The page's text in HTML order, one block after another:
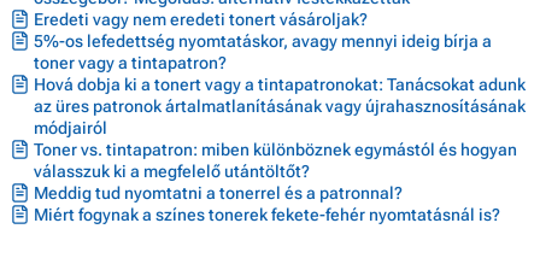
Patron CANON I6500
Patron CANON I850
Patron CANON I860
Patron CANON I865
Patron CANON IMAGECLASS MPC400
Patron CANON IMAGECLASS MPC600F
Patron CANON MPF30
Patron CANON MPF50
Patron CANON MPF60
Patron CANON MPF80
Eredeti vagy nem eredeti tonert vásároljak?
5%-os lefedettség nyomtatáskor, avagy mennyi ideig bírja a
toner vagy a tintapatron?
Hová dobja ki a tonert vagy a tintapatronokat: Tanácsokat adunk
az üres patronok ártalmatlanításának vagy újrahasznosításának
módjairól
Toner vs. tintapatron: miben különböznek egymástól és hogyan
válasszuk ki a megfelelő utántöltőt?
Meddig tud nyomtatni a tonerrel és a patronnal?
Miért fogynak a színes tonerek fekete-fehér nyomtatásnál is?